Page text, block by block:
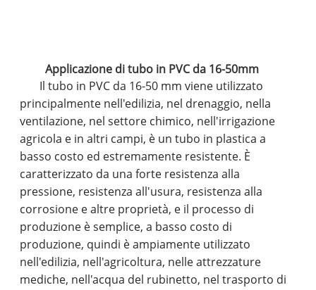
Applicazione di tubo in PVC da 16-50mm
Il tubo in PVC da 16-50 mm viene utilizzato
principalmente nell'edilizia, nel drenaggio, nella
ventilazione, nel settore chimico, nell'irrigazione
agricola e in altri campi, è un tubo in plastica a
basso costo ed estremamente resistente. È
caratterizzato da una forte resistenza alla
pressione, resistenza all'usura, resistenza alla
corrosione e altre proprietà, e il processo di
produzione è semplice, a basso costo di
produzione, quindi è ampiamente utilizzato
nell'edilizia, nell'agricoltura, nelle attrezzature
mediche, nell'acqua del rubinetto, nel trasporto di